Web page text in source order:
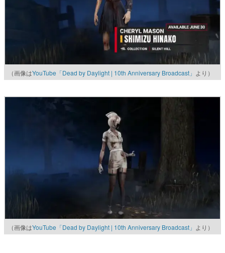
（画像はYouTube「Dead by Daylight | 10th Anniversary Broadcast」 より）
（画像はYouTube「Dead by Daylight | 10th Anniversary Broadcast」 より）